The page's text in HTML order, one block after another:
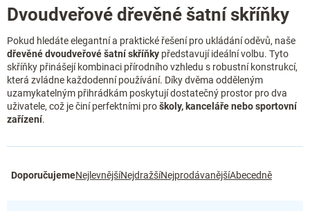
Dvoudveřové dřevěné šatní skříňky
Pokud hledáte elegantní a praktické řešení pro ukládání oděvů, naše
dřevěné dvoudveřové šatní skříňky představují ideální volbu. Tyto
skříňky přinášejí kombinaci přírodního vzhledu s robustní konstrukcí,
která zvládne každodenní používání. Díky dvěma odděleným
uzamykatelným přihrádkám poskytují dostatečný prostor pro dva
uživatele, což je činí perfektními proškoly, kanceláře nebo sportovní
zařízení.
a
DoporučujemeNejlevnějšíNejdražšíNejprodávanějšíAbecedně